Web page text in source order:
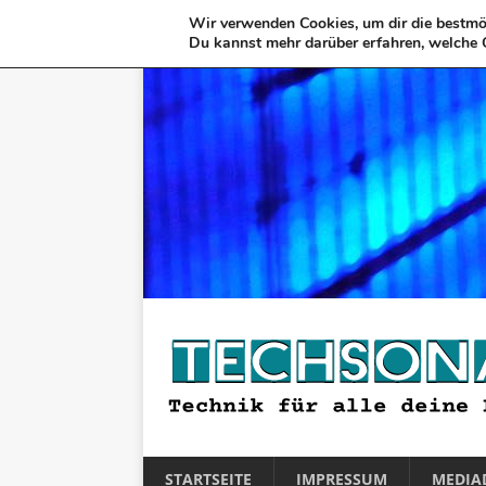
STARTSEITE IMPRESSUM
Wir verwenden Cookies, um dir die
Du kannst mehr darüber erfahren,